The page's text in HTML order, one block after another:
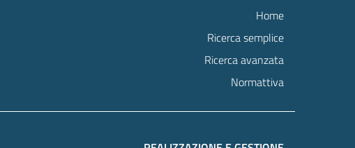
Home
Ricerca semplice
Ricerca avanzata
Normattiva